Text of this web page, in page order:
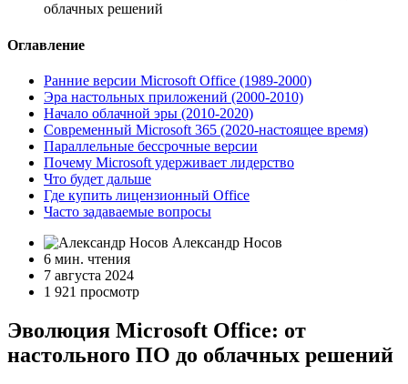
облачных решений
Оглавление
Ранние версии Microsoft Office (1989-2000)
Эра настольных приложений (2000-2010)
Начало облачной эры (2010-2020)
Современный Microsoft 365 (2020-настоящее время)
Параллельные бессрочные версии
Почему Microsoft удерживает лидерство
Что будет дальше
Где купить лицензионный Office
Часто задаваемые вопросы
Александр Носов
6 мин. чтения
7 августа 2024
1 921 просмотр
Эволюция Microsoft Office: от
настольного ПО до облачных решений